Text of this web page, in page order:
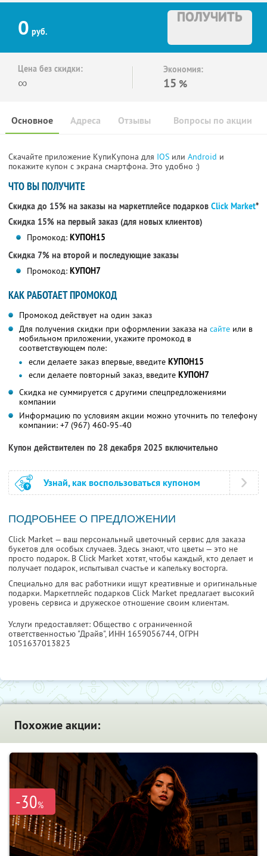
0 руб.
ПОЛУЧИТЬ
Цена без скидки:
∞
Экономия:
15 %
Основное Отзывы Вопросы по акции
Адреса
Скачайте приложение КупиКупона для IOS или Android и
покажите купон с экрана смартфона. Это удобно :)
ЧТО ВЫ ПОЛУЧИТЕ
Скидка до 15% на заказы на маркетплейсе подарков Click Market*
Скидка 15% на первый заказ (для новых клиентов)
Промокод: КУПОН15
Скидка 7% на второй и последующие заказы
Промокод: КУПОН7
КАК РАБОТАЕТ ПРОМОКОД
Промокод действует на один заказ
Для получения скидки при оформлении заказа на сайте или в
мобильном приложении, укажите промокод в
соответствующем поле:
если делаете заказ впервые, введите КУПОН15
если делаете повторный заказ, введите КУПОН7
Скидка не суммируется с другими спецпредложениями
компании
Информацию по условиям акции можно уточнить по телефону
компании: +7 (967) 460-95-40
Купон действителен по 28 декабря 2025 включительно
Узнай, как воспользоваться купоном
ПОДРОБНЕЕ О ПРЕДЛОЖЕНИИ
Click Market — ваш персональный цветочный сервис для заказа
букетов для особых случаев. Здесь знают, что цветы — это не
просто подарок. В Click Market хотят, чтобы каждый, кто делает и
получает подарок, испытывал счастье и капельку восторга.
Специально для вас работники ищут креативные и оригинальные
подарки. Маркетплейс подарков Click Market предлагает высокий
уровень сервиса и дружеское отношение своим клиентам.
Услуги предоставляет: Общество с ограниченной
ответственностью "Драйв", ИНН 1659056744, ОГРН
1051637013823
Похожие акции:
-30%